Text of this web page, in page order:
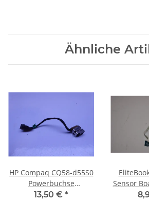
Ähnliche
HP Compaq CQ58-d55S0
Powerbuchse
Strombuchse 661680-
13,50 € *
Sensor